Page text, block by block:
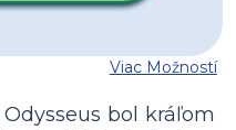
Viac Možností
bol kráľom